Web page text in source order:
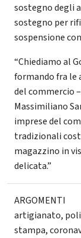
sostegno degli
sostegno per
sospensione
“Chiediamo al
formando fra le
del commercio
Massimiliano
imprese del
tradizionali
magazzino in
delicata.”
ARGOMENTI
artigianato,
stampa,